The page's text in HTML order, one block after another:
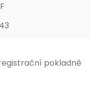
pokladně